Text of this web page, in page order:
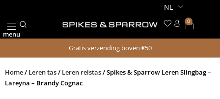
de
inhoud
menu
0
Gratis verzending boven €50
Home/ Leren tas/ Leren reistas/ Spikes & Sparrow Leren Slingbag –
Lareyna – Brandy Cognac